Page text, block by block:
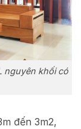
nguyên khối có
đến 3m2,